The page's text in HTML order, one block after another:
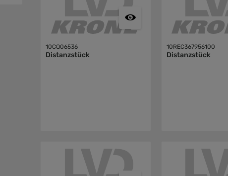
10CQ06536
Distanzstück
10REC367956100
Distanzstück